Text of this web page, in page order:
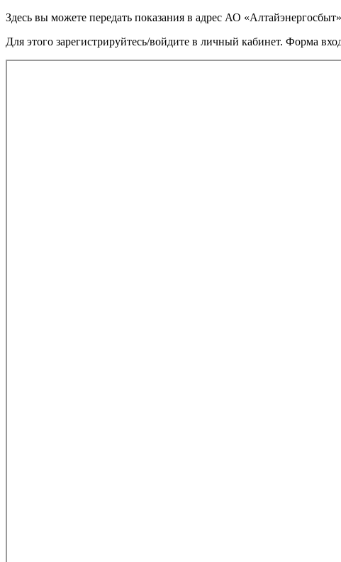
Здесь вы можете передать показания в адрес АО «Алтайэнергосбыт»
Для этого зарегистрируйтесь/войдите в личный кабинет. Форма